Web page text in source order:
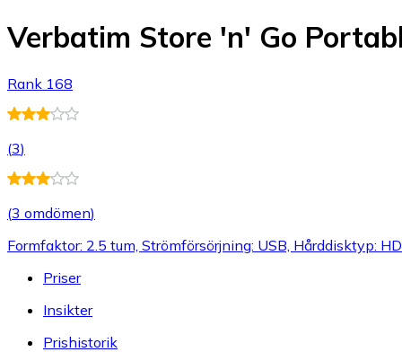
Verbatim Store 'n' Go
Rank 168
(3)
(3 omdömen)
Formfaktor: 2.5 tum, Strömförsörjning: USB, Hårddisktyp:
Priser
Insikter
Prishistorik